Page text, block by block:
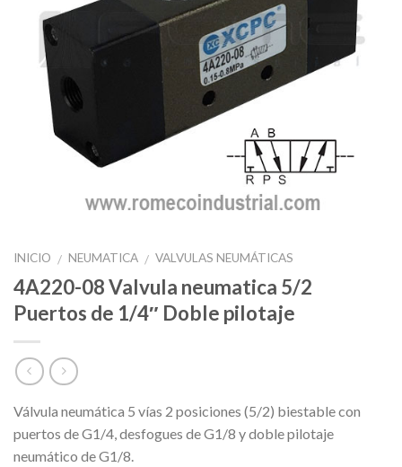
INICIO / NEUMATICA / VALVULAS NEUMÁTICAS
4A220-08 Valvula neumatica 5/2
Puertos de 1/4″ Doble pilotaje
Válvula neumática 5 vías 2 posiciones (5/2) biestable con
puertos de G1/4, desfogues de G1/8 y doble pilotaje
neumático de G1/8.